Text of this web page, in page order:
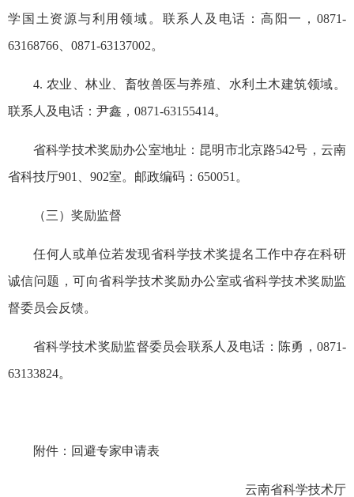
学国土资源与利用领域。联系人及电话：高阳一，0871-
63168766、0871-63137002。
4. 农业、林业、畜牧兽医与养殖、水利土木建筑领域。
联系人及电话：尹鑫，0871-63155414。
省科学技术奖励办公室地址：昆明市北京路542号，云南
省科技厅901、902室。邮政编码：650051。
（三）奖励监督
任何人或单位若发现省科学技术奖提名工作中存在科研
诚信问题，可向省科学技术奖励办公室或省科学技术奖励监
督委员会反馈。
省科学技术奖励监督委员会联系人及电话：陈勇，0871-
63133824。
附件：回避专家申请表
云南省科学技术厅